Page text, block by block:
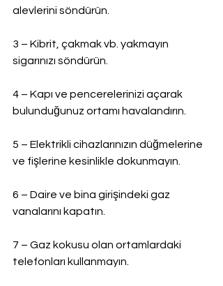
alevlerini söndürün.
3 – Kibrit, çakmak vb. yakmayın
sigarınızı söndürün.
4 – Kapı ve pencerelerinizi açarak
bulunduğunuz ortamı havalandırın.
5 – Elektrikli cihazlarınızın düğmelerine
ve fişlerine kesinlikle dokunmayın.
6 – Daire ve bina girişindeki gaz
vanalarını kapatın.
7 – Gaz kokusu olan ortamlardaki
telefonları kullanmayın.